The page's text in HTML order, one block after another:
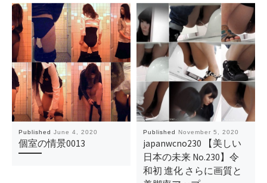
PublishedJune 4, 2020
個室の情景0013
Published November 5, 2020
japanwcno230 【美しい
日本の未来 No.230】令
和初 進化 さらに画質と